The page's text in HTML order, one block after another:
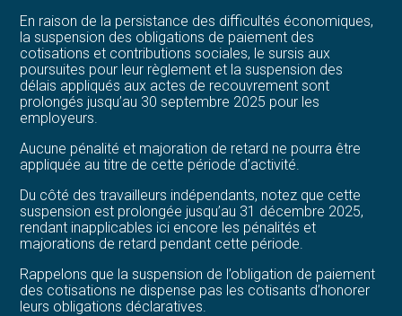
En raison de la persistance des difficultés économiques,
la suspension des obligations de paiement des
cotisations et contributions sociales, le sursis aux
poursuites pour leur règlement et la suspension des
délais appliqués aux actes de recouvrement sont
prolongés jusqu’au 30 septembre 2025 pour les
employeurs.
Aucune pénalité et majoration de retard ne pourra être
appliquée au titre de cette période d’activité.
Du côté des travailleurs indépendants, notez que cette
suspension est prolongée jusqu’au 31 décembre 2025,
rendant inapplicables ici encore les pénalités et
majorations de retard pendant cette période.
Rappelons que la suspension de l’obligation de paiement
des cotisations ne dispense pas les cotisants d’honorer
leurs obligations déclaratives.